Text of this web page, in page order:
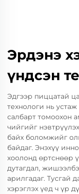
Эрдэнэ
үндсэн
Эдгээр пиццатай
технологи нь
салбарт томоохон
чийгийг
байх боломжийг
байдаг. Энэхүү
хоолонд өртснөөр
дутагдал,
арилгадаг. Тусгай
хэрэглэх үед ч үр